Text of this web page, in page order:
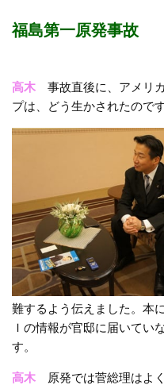
福島第一原発事故
高木 事故直後に、アメリ
プは、どう生かされたのです
難するよう伝えました。本
Ｉの情報が官邸に届いてい
す。
高木 原発では菅総理はよ